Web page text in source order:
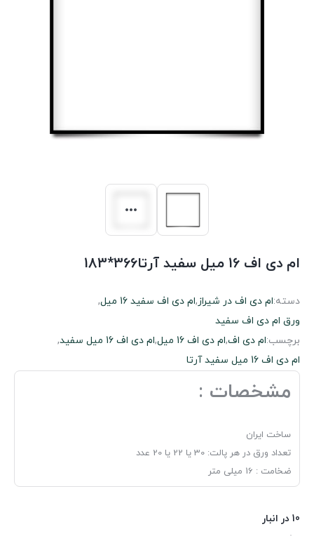
ام دی اف 16 میل سفید آرتا366*183
دسته:ام دی اف در شیراز,ام دی اف سفید 16 میل
,
ورق ام‌ دی‌ اف سفید
برچسب:ام دی اف,ام دی اف 16 میل ,ام دی اف 16 میل سفید
,
ام دی اف 16 میل سفید آرتا
مشخصات :
ساخت ایران
تعداد ورق در هر پالت: 30 یا 22 یا 20 عدد
ضخامت : 16 میلی متر
10 در انبار